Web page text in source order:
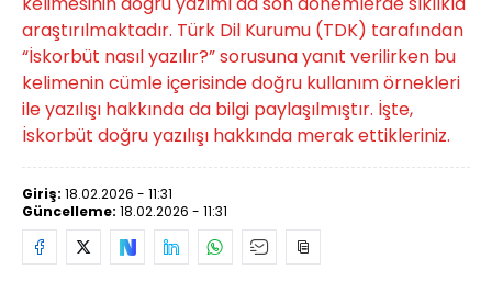
araştırılmaktadır. Türk Dil Kurumu (TDK) tarafından
“İskorbüt nasıl yazılır?” sorusuna yanıt verilirken bu
kelimenin cümle içerisinde doğru kullanım örnekleri
ile yazılışı hakkında da bilgi paylaşılmıştır. İşte,
İskorbüt doğru yazılışı hakkında merak ettikleriniz.
Giriş: 18.02.2026 - 11:31
Güncelleme: 18.02.2026 - 11:31